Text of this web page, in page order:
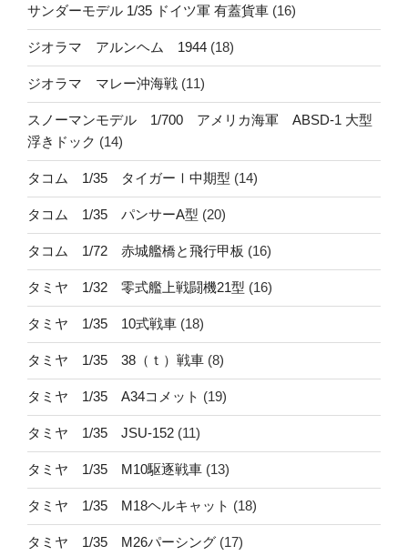
サンダーモデル 1/35 ドイツ軍 有蓋貨車 (16)
ジオラマ アルンヘム 1944 (18)
ジオラマ マレー沖海戦 (11)
スノーマンモデル 1/700 アメリカ海軍 ABSD-1 大型
浮きドック (14)
タコム 1/35 タイガーⅠ中期型 (14)
タコム 1/35 パンサーA型 (20)
タコム 1/72 赤城艦橋と飛行甲板 (16)
タミヤ 1/32 零式艦上戦闘機21型 (16)
タミヤ 1/35 10式戦車 (18)
タミヤ 1/35 38（ｔ）戦車 (8)
タミヤ 1/35 A34コメット (19)
タミヤ 1/35 JSU-152 (11)
タミヤ 1/35 M10駆逐戦車 (13)
タミヤ 1/35 M18ヘルキャット (18)
タミヤ 1/35 M26パーシング (17)